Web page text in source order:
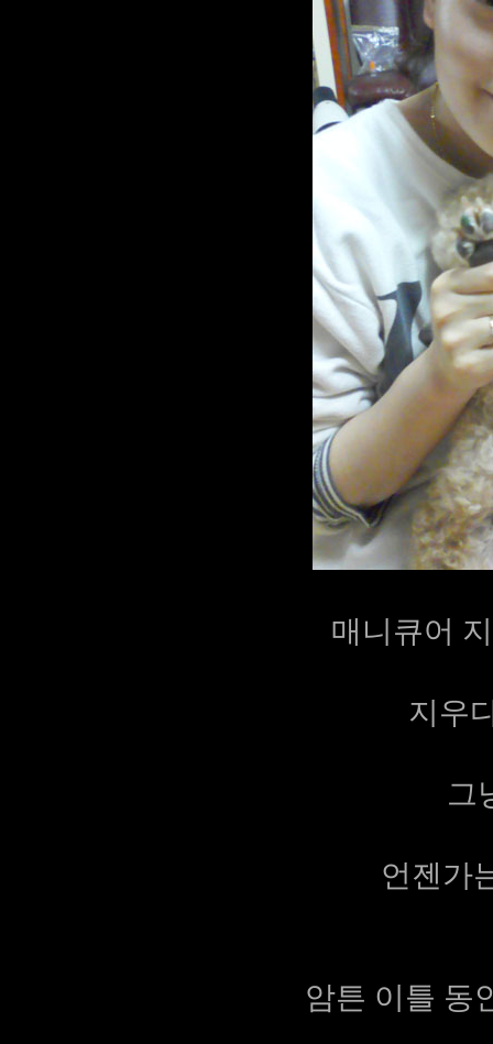
매니큐어
지우
그
언젠가
암튼 이틀 동